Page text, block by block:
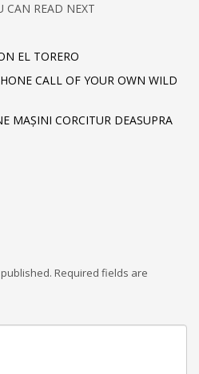
CAN READ NEXT
EL TORERO
CALL OF YOUR OWN WILD
MAȘINI CORCITUR DEASUPRA
Required fields are